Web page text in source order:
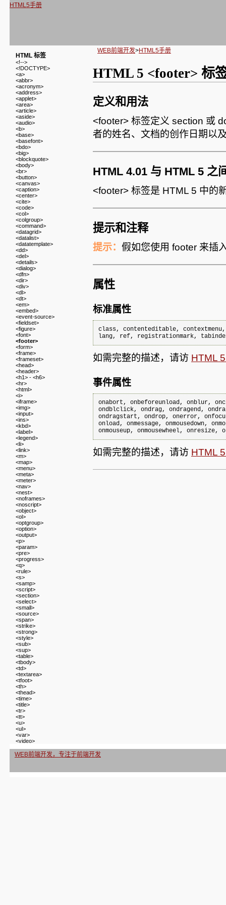
HTML5手册
WEB前端开发>HTML5手册
HTML 标签
<!-->
<!DOCTYPE>
<a>
<abbr>
<acronym>
<address>
<applet>
<area>
<article>
<aside>
<audio>
<b>
<base>
<basefont>
<bdo>
<big>
<blockquote>
<body>
<br>
<button>
<canvas>
<caption>
<center>
<cite>
<code>
<col>
<colgroup>
<command>
<datagrid>
<datalist>
<datatemplate>
<dd>
<del>
<details>
<dialog>
<dfn>
<dir>
<div>
<dl>
<dt>
<em>
<embed>
<event-source>
<fieldset>
<figure>
<font>
<footer>
<form>
<frame>
<frameset>
<head>
<header>
<h1> - <h6>
<hr>
<html>
<i>
<iframe>
<img>
<input>
<ins>
<kbd>
<label>
<legend>
<li>
<link>
<m>
<map>
<menu>
<meta>
<meter>
<nav>
<nest>
<noframes>
<noscript>
<object>
<ol>
<optgroup>
<option>
<output>
<p>
<param>
<pre>
<progress>
<q>
<rule>
<s>
<samp>
<script>
<section>
<select>
<small>
<source>
<span>
<strike>
<strong>
<style>
<sub>
<sup>
<table>
<tbody>
<td>
<textarea>
<tfoot>
<th>
<thead>
<time>
<title>
<tr>
<tt>
<u>
<ul>
<var>
<video>
HTML 5 <footer> 标
定义和用法
<footer> 标签定义 section 或
者的姓名、文档的创作日期以
HTML 4.01 与 HTML 5 之
<footer> 标签是 HTML 5 中的
提示和注释
提示： 假如您使用 footer 来插
属性
标准属性
class, contenteditable,
lang, ref, registrationmark,
如需完整的描述，请访 HTML
事件属性
onabort, onbeforeunload, onblur,
ondblclick, ondrag, ondragend,
ondragstart, ondrop, onerror,
onload, onmessage, onmousedown,
如需完整的描述，请访 HTML
WEB前端开发，专注于前端开发